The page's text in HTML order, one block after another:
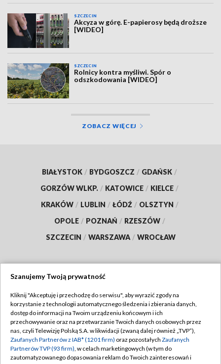
SZCZECIN
Akcyza w górę. E-papierosy będą droższe
[WIDEO]
SZCZECIN
Rolnicy kontra myśliwi. Spór o
odszkodowania [WIDEO]
ZOBACZ WIĘCEJ
BIAŁYSTOK / BYDGOSZCZ / GDAŃSK /
GORZÓW WLKP. / KATOWICE / KIELCE /
KRAKÓW / LUBLIN / ŁÓDŹ / OLSZTYN /
OPOLE / POZNAŃ / RZESZÓW /
SZCZECIN / WARSZAWA / WROCŁAW
TVP
Abonament TVP
Emisja w TVP
Centrum informacji TVP
Regulamin TVP
Polityka prywatności
Moje zgody
Szanujemy Twoją prywatność
Kliknij "Akceptuję i przechodzę do serwisu", aby wyrazić zgody na
korzystanie z technologii automatycznego śledzenia i zbierania danych,
dostęp do informacji na Twoim urządzeniu końcowym i ich
przechowywanie oraz na przetwarzanie Twoich danych osobowych przez
nas, czyli Telewizję Polską S.A. w likwidacji (zwaną dalej również „TVP”),
Zaufanych Partnerów z IAB* (1201 firm) oraz pozostałych Zaufanych
Partnerów TVP (93 firm), w celach marketingowych (w tym do
zautomatyzowanego dopasowania reklam do Twoich zainteresowań i